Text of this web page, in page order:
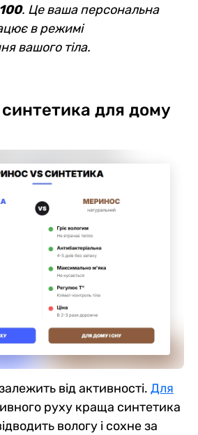
. Це ваша персональна
в режимі
вашого тіла.
для дому
від активності. Для
руху краща синтетика
вологу і сохне за